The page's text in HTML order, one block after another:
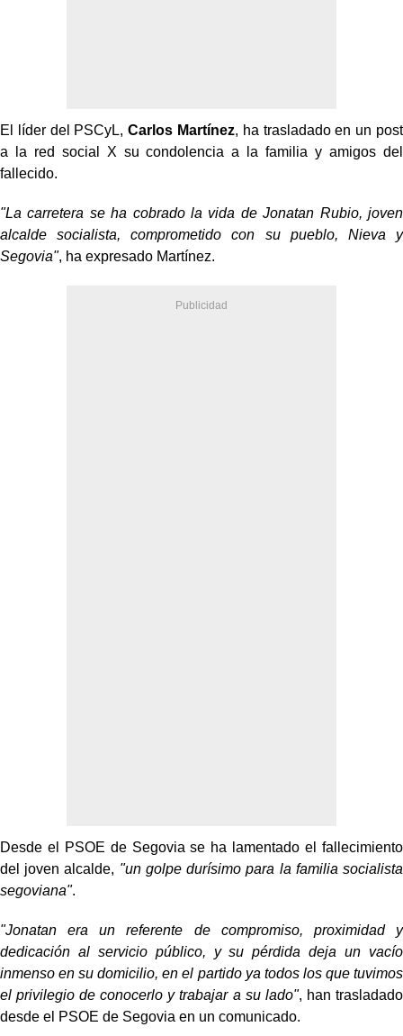
El líder del PSCyL,Carlos Martínez, ha trasladado en un post
a la red social X su condolencia a la familia y amigos del
fallecido.
"La carretera se ha cobrado la vida de Jonatan Rubio, joven
alcalde socialista, comprometido con su pueblo, Nieva y
Segovia", ha expresado Martínez.
Desde el PSOE de Segovia se ha lamentado el fallecimiento
del joven alcalde, "un golpe durísimo para la familia socialista
segoviana".
"Jonatan era un referente de compromiso, proximidad y
dedicación al servicio público, y su pérdida deja un vacío
inmenso en su domicilio, en el partido ya todos los que tuvimos
el privilegio de conocerlo y trabajar a su lado", han trasladado
desde el PSOE de Segovia en un comunicado.